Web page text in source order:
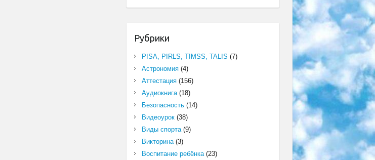
Рубрики
PISA, PIRLS, TIMSS, TALIS (7)
Астрономия(4)
Аттестация(156)
Аудиокнига(18)
Безопасность(14)
Видеоурок(38)
Виды спорта(9)
Викторина(3)
Воспитание ребёнка(23)